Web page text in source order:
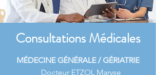
Consultations Médicales
MÉDECINE GÉNÉRALE / GÉRIATRIE
Docteur ETZOL Maryse